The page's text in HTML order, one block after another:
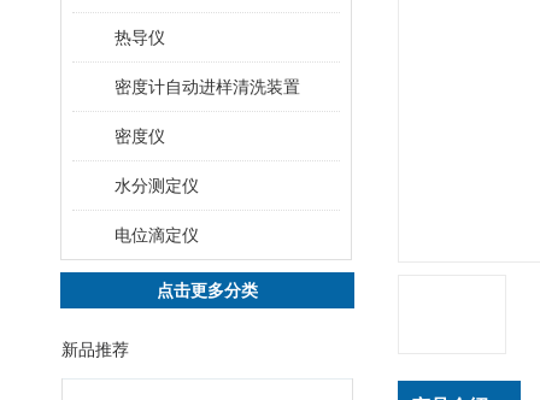
热导仪
密度计自动进样清洗装置
密度仪
水分测定仪
电位滴定仪
点击更多分类
新品推荐